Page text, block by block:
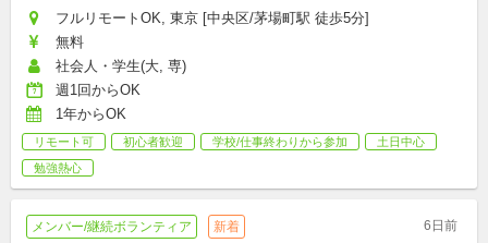
フルリモートOK, 東京 [中央区/茅場町駅 徒歩5分]
無料
社会人・学生(大, 専)
週1回からOK
1年からOK
リモート可 初心者歓迎 学校/仕事終わりから参加
土日中心
勉強熱心
メンバー/継続ボランティア 新着 6日前